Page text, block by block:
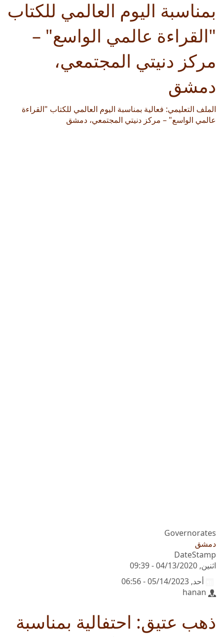
بمناسبة اليوم العالمي للكتاب
"القراءة عالمي الواسع" –
مركز دنيتي المجتمعي،
دمشق
الملف التعليمي: فعالية بمناسبة اليوم العالمي للكتاب "القراءة
عالمي الواسع" – مركز دنيتي المجتمعي، دمشق
Governorates
دمشق
DateStamp
اثنين, 04/13/2020 - 09:39
أحد, 05/14/2023 - 06:56
hanan
ذهب عتيق: احتفالية بمناسبة